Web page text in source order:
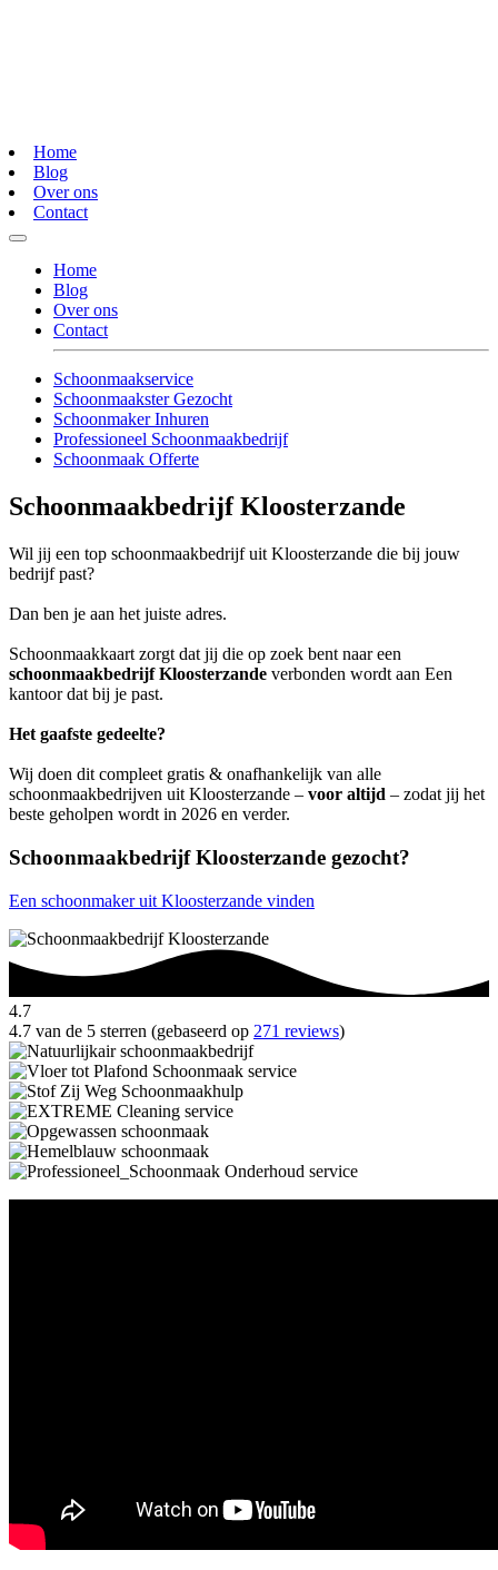
Home
Blog
Over ons
Contact
Home
Blog
Over ons
Contact
Schoonmaakservice
Schoonmaakster Gezocht
Schoonmaker Inhuren
Professioneel Schoonmaakbedrijf
Schoonmaak Offerte
Schoonmaakbedrijf Kloosterzande
Wil jij een top schoonmaakbedrijf uit Kloosterzande die bij jouw
bedrijf past?
Dan ben je aan het juiste adres.
Schoonmaakkaart zorgt dat jij die op zoek bent naar een
schoonmaakbedrijf Kloosterzande verbonden wordt aan Een
kantoor dat bij je past.
Het gaafste gedeelte?
Wij doen dit compleet gratis & onafhankelijk van alle
schoonmaakbedrijven uit Kloosterzande – voor altijd – zodat jij het
beste geholpen wordt in 2026 en verder.
Schoonmaakbedrijf Kloosterzande gezocht?
Een schoonmaker uit Kloosterzande vinden
4.7
4.7 van de 5 sterren (gebaseerd op 271 reviews)